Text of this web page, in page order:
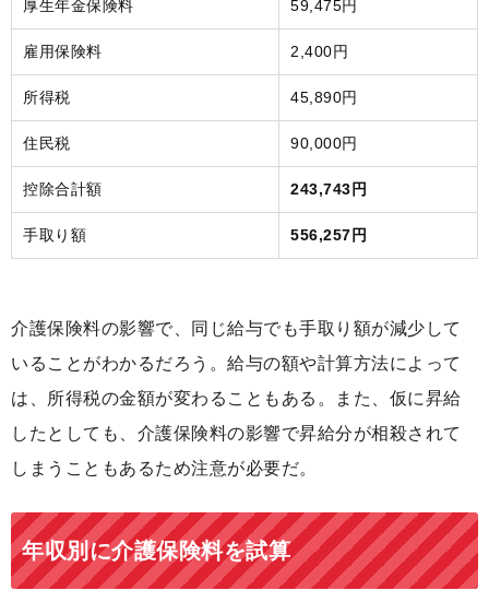
厚生年金保険料 59,475円
雇用保険料 2,400円
所得税 45,890円
住民税 90,000円
控除合計額 243,743円
手取り額 556,257円
介護保険料の影響で、同じ給与でも手取り額が減少して
いることがわかるだろう。給与の額や計算方法によって
は、所得税の金額が変わることもある。また、仮に昇給
したとしても、介護保険料の影響で昇給分が相殺されて
しまうこともあるため注意が必要だ。
年収別に介護保険料を試算